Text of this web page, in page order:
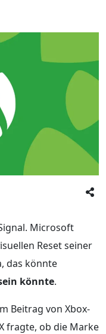
Microsoft
Reset seiner
das könnte
könnte.
Beitrag von Xbox-
fragte, ob die Marke